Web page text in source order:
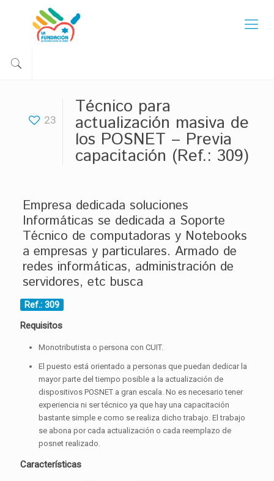
23
Técnico para
actualización masiva de
los POSNET – Previa
capacitación (Ref.: 309)
Empresa dedicada soluciones
Informáticas se dedicada a Soporte
Técnico de computadoras y Notebooks
a empresas y particulares. Armado de
redes informáticas, administración de
servidores, etc busca
Ref.: 309
Requisitos
Monotributista o persona con CUIT.
El puesto está orientado a personas que puedan dedicar la
mayor parte del tiempo posible a la actualización de
dispositivos POSNET a gran escala. No es necesario tener
experiencia ni ser técnico ya que hay una capacitación
bastante simple e como se realiza dicho trabajo. El trabajo
se abona por cada actualización o cada reemplazo de
posnet realizado.
Características